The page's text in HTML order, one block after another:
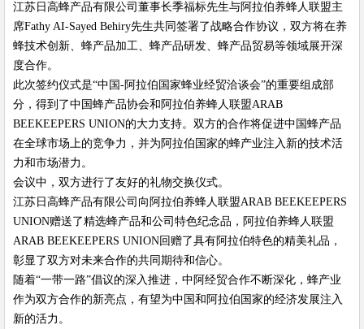
江苏日高蜂产品有限公司董事长季福标先生与阿拉伯养蜂人联盟主
席Fathy AI-Sayed Behiry先生共同签署了战略合作协议，双方将在养
蜂技术创新、蜂产品加工、蜂产品研发、蜂产品贸易等领域展开深
度合作。
此次签约仪式是“中国-阿拉伯国家蜂业经贸洽谈会”的重要组成部
分，得到了中国蜂产品协会和阿拉伯养蜂人联盟ARAB
BEEKEEPERS UNION的大力支持。双方的合作将促进中国蜂产品
在全球市场上的竞争力，并为阿拉伯国家的蜂产业注入新的技术活
力和市场潜力。
会议中，双方进行了友好的礼物交换仪式。
江苏日高蜂产品有限公司向阿拉伯养蜂人联盟ARAB BEEKEEPERS
UNION赠送了精选蜂产品和公司特色纪念品，阿拉伯养蜂人联盟
ARAB BEEKEEPERS UNION回赠了具有阿拉伯特色的精美礼品，
彰显了双方对未来合作的共同期待和信心。
随着“一带一路”倡议的深入推进，中阿经贸合作不断深化，蜂产业
作为双方合作的新亮点，有望为中国和阿拉伯国家的经济发展注入
新的活力。